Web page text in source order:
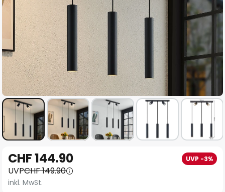
Anfang
der
Bildgalerie
CHF 144.90 UVP -3%
UVPCHF 149.90
inkl. MwSt.